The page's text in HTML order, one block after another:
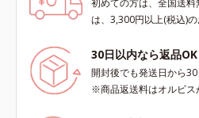
初めての方は、全国送
は、3,300円以上(税込)
30日以内なら返品OK
開封後でも発送日から
※商品返送料はオルビス